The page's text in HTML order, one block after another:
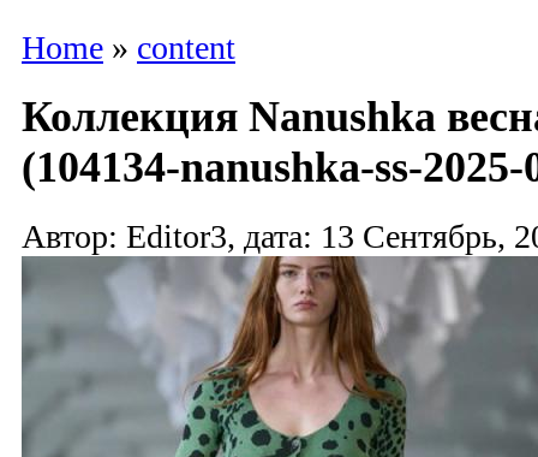
Home » content
Коллекция Nanushka
(104134-nanushka-ss-
Автор: Editor3, дата: 13 Сентябрь,